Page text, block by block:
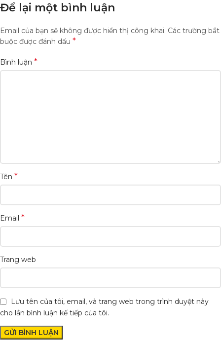
Để lại một bình luận
Email của bạn sẽ không được hiển thị công khai. Các trường bắt
buộc được đánh dấu *
Bình luận *
Tên *
Email *
Trang web
Lưu tên của tôi, email, và trang web trong trình duyệt này
cho lần bình luận kế tiếp của tôi.